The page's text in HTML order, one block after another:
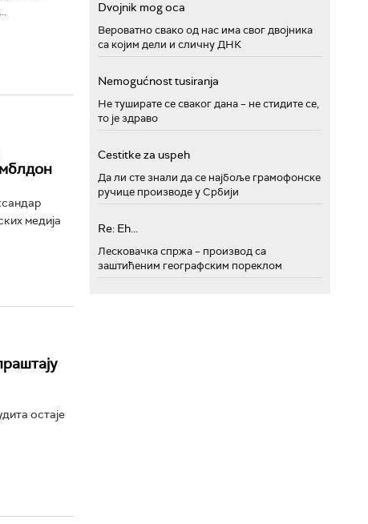
медија
остаје
Dvojnik mog oca
Вероватно свако од нас има свог двојника
са којим дели и сличну ДНК
Nemogućnost tusiranja
Не туширате се сваког дана – не стидите се,
то је здраво
Cestitke za uspeh
Да ли сте знали да се најбоље грамофонске
ручице производе у Србији
Re: Eh...
Лесковачка спржа – производ са
заштићеним географским пореклом